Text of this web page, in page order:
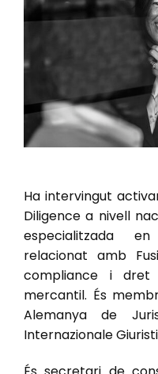
Ha intervingut
Diligence a nivell
especialitzada en
relacionat amb
compliance i dret
mercantil. És
Alemanya de
Internazionale